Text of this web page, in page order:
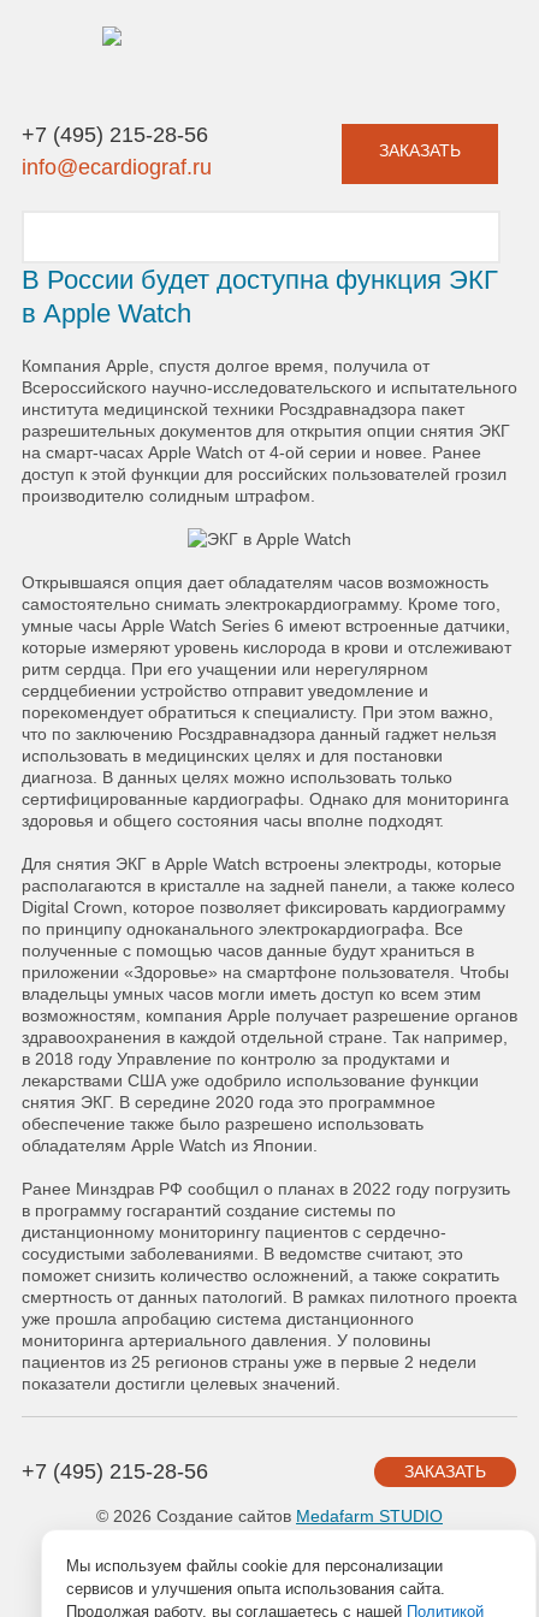
+7 (495) 215-28-56
info@ecardiograf.ru
ЗАКАЗАТЬ
В России будет доступна функция ЭКГ
в Apple Watch
Компания Apple, спустя долгое время, получила от
Всероссийского научно-исследовательского и испытательного
института медицинской техники Росздравнадзора пакет
разрешительных документов для открытия опции снятия ЭКГ
на смарт-часах Apple Watch от 4-ой серии и новее. Ранее
доступ к этой функции для российских пользователей грозил
производителю солидным штрафом.
Открывшаяся опция дает обладателям часов возможность
самостоятельно снимать электрокардиограмму. Кроме того,
умные часы Apple Watch Series 6 имеют встроенные датчики,
которые измеряют уровень кислорода в крови и отслеживают
ритм сердца. При его учащении или нерегулярном
сердцебиении устройство отправит уведомление и
порекомендует обратиться к специалисту. При этом важно,
что по заключению Росздравнадзора данный гаджет нельзя
использовать в медицинских целях и для постановки
диагноза. В данных целях можно использовать только
сертифицированные кардиографы. Однако для мониторинга
здоровья и общего состояния часы вполне подходят.
Для снятия ЭКГ в Apple Watch встроены электроды, которые
располагаются в кристалле на задней панели, а также колесо
Digital Crown, которое позволяет фиксировать кардиограмму
по принципу одноканального электрокардиографа. Все
полученные с помощью часов данные будут храниться в
приложении «Здоровье» на смартфоне пользователя. Чтобы
владельцы умных часов могли иметь доступ ко всем этим
возможностям, компания Apple получает разрешение органов
здравоохранения в каждой отдельной стране. Так например,
в 2018 году Управление по контролю за продуктами и
лекарствами США уже одобрило использование функции
снятия ЭКГ. В середине 2020 года это программное
обеспечение также было разрешено использовать
обладателям Apple Watch из Японии.
Ранее Минздрав РФ сообщил о планах в 2022 году погрузить
в программу госгарантий создание системы по
дистанционному мониторингу пациентов с сердечно-
сосудистыми заболеваниями. В ведомстве считают, это
поможет снизить количество осложнений, а также сократить
смертность от данных патологий. В рамках пилотного проекта
уже прошла апробацию система дистанционного
мониторинга артериального давления. У половины
пациентов из 25 регионов страны уже в первые 2 недели
показатели достигли целевых значений.
+7 (495) 215-28-56 ЗАКАЗАТЬ
© 2026 Создание сайтов Medafarm STUDIO
Мы используем файлы cookie для персонализации
сервисов и улучшения опыта использования сайта.
Продолжая работу, вы соглашаетесь с нашей Политикой